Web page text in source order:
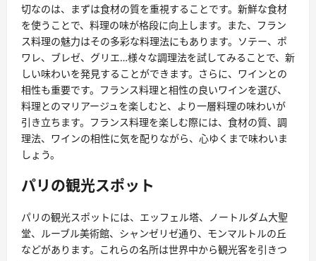
切なのは、まずは食材の質を重視することです。新鮮な食材
を使うことで、料理の味が格段に向上します。また、フラン
ス料理の魅力はその多彩な料理法にもあります。ソテー、ポ
ワレ、ブレゼ、グリエ…様々な調理法を試してみることで、新
しい味わいを発見することができます。さらに、ワインとの
相性も重要です。フランス料理と相性の良いワインを選び、
料理とのマリアージュを楽しむと、より一層料理の味わいが
引き立ちます。フランス料理を楽しむ際には、食材の質、調
理法、ワインの相性に気を配りながら、心ゆくまで味わいま
しょう。
パリの観光スポット
パリの観光スポットには、エッフェル塔、ノートルダム大聖
堂、ルーブル美術館、シャンゼリゼ通り、モンマルトルの丘
などがあります。これらの名所は世界中から観光客を引きつ